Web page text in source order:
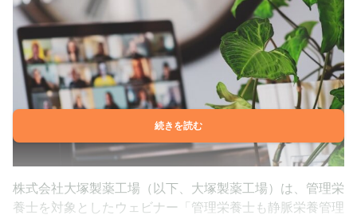
株式会社大塚製薬工場（以下、大塚製薬工場）は、管理栄
養士を対象としたウェビナー「管理栄養士も静脈栄養管理
続きを読む